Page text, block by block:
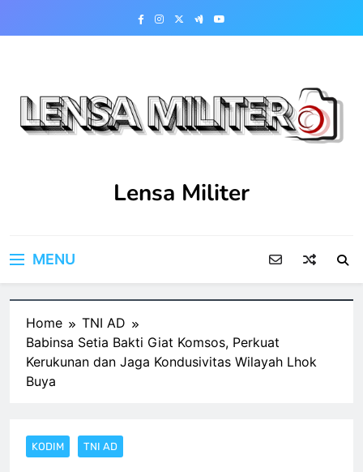
Lensa Militer
MENU
Home
TNI AD
Babinsa Setia Bakti Giat Komsos, Perkuat
Kerukunan dan Jaga Kondusivitas Wilayah Lhok
Buya
KODIM TNI AD